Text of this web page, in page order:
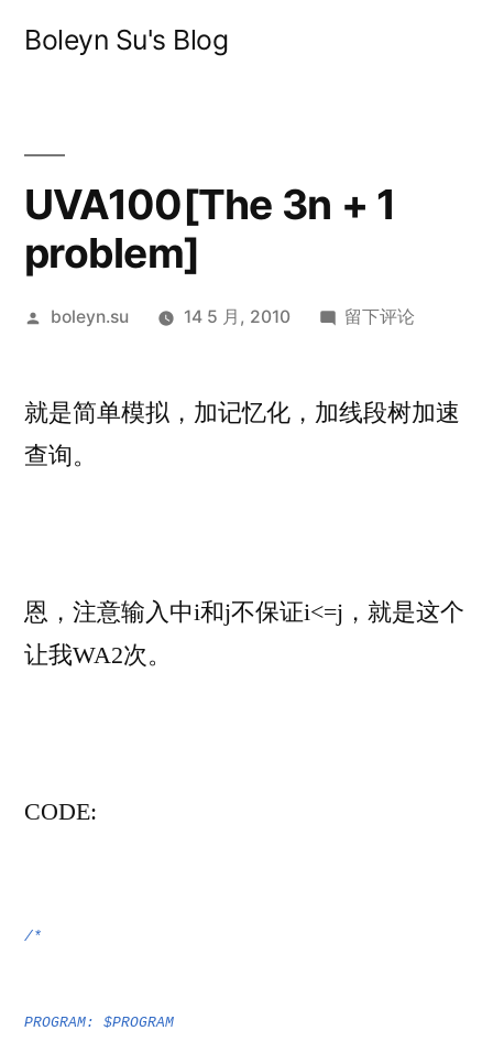
Boleyn Su's Blog
UVA100[The 3n + 1
problem]
发
boleyn.su 14 5 月, 2010
于
+
留下评论
就是简单模拟，加记忆化，加线段树加速
查询。
恩，注意输入中i和j不保证i<=j，就是这个
让我WA2次。
CODE:
/*
PROGRAM: $PROGRAM